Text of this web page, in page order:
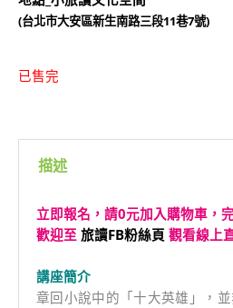
(台北市大安區新生南路三段11巷7號)
已售完
描述
立即報名，請0元加入購物車，
歡迎至 旅讀FB粉絲頁 觀看線上
講座簡介
章回小說中的「十大英雄」，